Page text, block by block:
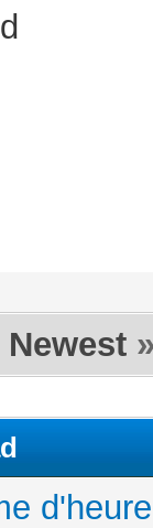
Newest
d'heure